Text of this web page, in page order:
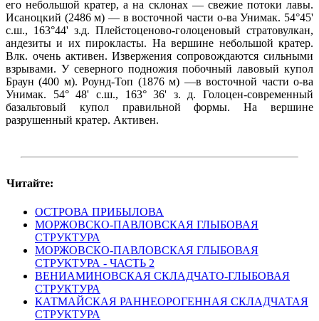
его небольшой кратер, а на склонах — свежие потоки лавы.
Исаноцкий (2486 м) — в восточной части о-ва Унимак. 54°45'
с.ш., 163°44' з.д. Плейстоценово-голоценовый стратовулкан,
андезиты и их пирокласты. На вершине небольшой кратер.
Влк. очень активен. Извержения сопровождаются сильными
взрывами. У северного подножия побочный лавовый купол
Браун (400 м). Роунд-Топ (1876 м) —в восточной части о-ва
Унимак. 54° 48' с.ш., 163° 36' з. д. Голоцен-современный
базальтовый купол правильной формы. На вершине
разрушенный кратер. Активен.
Читайте:
ОСТРОВА ПРИБЫЛОВА
МОРЖОВСКО-ПАВЛОВСКАЯ ГЛЫБОВАЯ
СТРУКТУРА
МОРЖОВСКО-ПАВЛОВСКАЯ ГЛЫБОВАЯ
СТРУКТУРА - ЧАСТЬ 2
ВЕНИАМИНОВСКАЯ СКЛАДЧАТО-ГЛЫБОВАЯ
СТРУКТУРА
КАТМАЙСКАЯ РАННЕОРОГЕННАЯ СКЛАДЧАТАЯ
СТРУКТУРА